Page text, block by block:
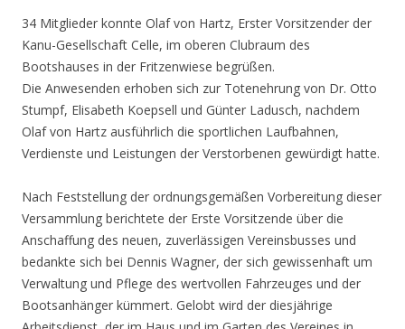
34 Mitglieder konnte Olaf von Hartz, Erster Vorsitzender der
Kanu-Gesellschaft Celle, im oberen Clubraum des
Bootshauses in der Fritzenwiese begrüßen.
Die Anwesenden erhoben sich zur Totenehrung von Dr. Otto
Stumpf, Elisabeth Koepsell und Günter Ladusch, nachdem
Olaf von Hartz ausführlich die sportlichen Laufbahnen,
Verdienste und Leistungen der Verstorbenen gewürdigt hatte.
Nach Feststellung der ordnungsgemäßen Vorbereitung dieser
Versammlung berichtete der Erste Vorsitzende über die
Anschaffung des neuen, zuverlässigen Vereinsbusses und
bedankte sich bei Dennis Wagner, der sich gewissenhaft um
Verwaltung und Pflege des wertvollen Fahrzeuges und der
Bootsanhänger kümmert. Gelobt wird der diesjährige